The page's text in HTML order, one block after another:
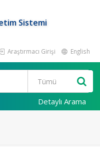
Sistemi
Araştırmacı Girişi English
Detaylı Arama